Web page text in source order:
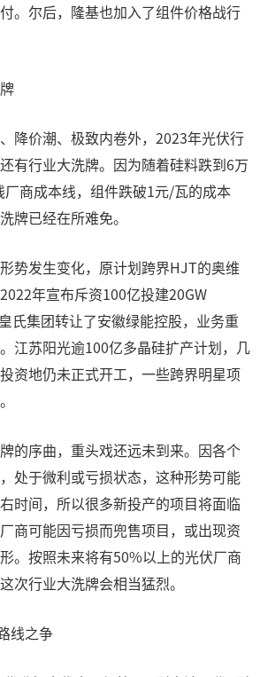
。尔后，隆基也加入了组件价格战行
降价潮、极致内卷外，2023年光伏行
有行业大洗牌。因为随着硅料跌到6万
商成本线，组件跌破1元/瓦的成本
牌已经在所难免。
势发生变化，原计划跨界HJT的奥维
年宣布斥资100亿投建20GW
氏集团转让了安徽绿能控股，业务重
江苏阳光逾100亿多晶硅扩产计划，几
资地仍未正式开工，一些跨界明星项
的序曲，重头戏还远未到来。因各个
处于微利或亏损状态，这种形势可能
时间，所以很多新投产的项目将面临
商可能因亏损而兜售项目，或出现资
。按照未来将有50%以上的光伏厂商
次行业大洗牌会相当猛烈。
线之争